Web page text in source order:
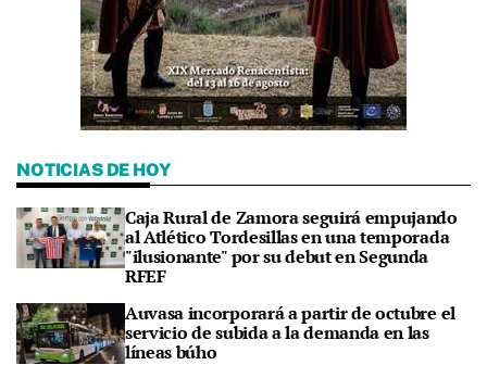
NOTICIAS DE HOY
Caja Rural de Zamora seguirá empujando
al Atlético Tordesillas en una temporada
"ilusionante" por su debut en Segunda
RFEF
Auvasa incorporará a partir de octubre el
servicio de subida a la demanda en las
líneas búho